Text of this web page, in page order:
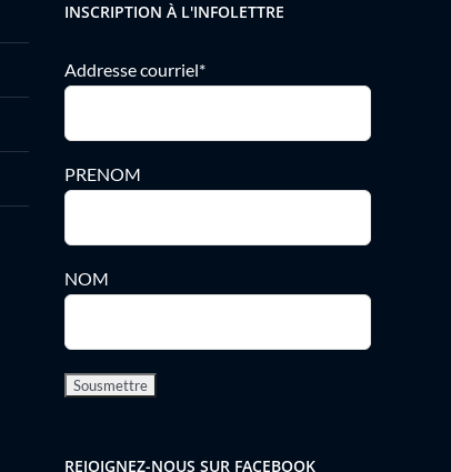
INSCRIPTION À L'INFOLETTRE
Addresse courriel*
PRENOM
NOM
REJOIGNEZ-NOUS SUR FACEBOOK